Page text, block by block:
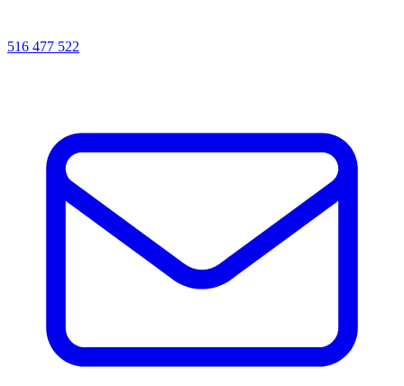
516 477 522